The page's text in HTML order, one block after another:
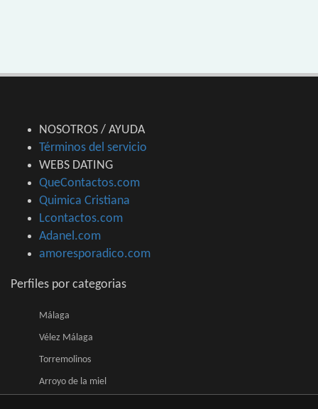
NOSOTROS / AYUDA
Términos del servicio
WEBS DATING
QueContactos.com
Quimica Cristiana
Lcontactos.com
Adanel.com
amoresporadico.com
Perfiles por categorias
Málaga
Vélez Málaga
Torremolinos
Arroyo de la miel